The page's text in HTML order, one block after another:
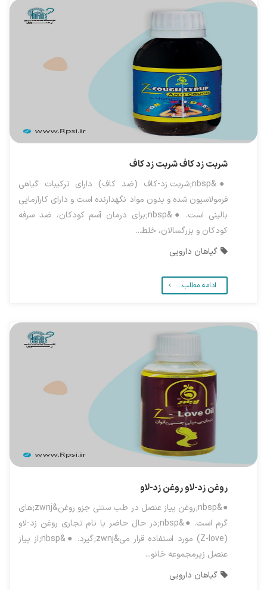
شربت زد کافشربت زد کاف
●&nbsp;شربت زد-کاف (ضد کاف) دارای ترکیبات گیاهی
فرمولاسیون شده و بدون مواد نگهدارنده است و دارای کارآزمایی
بالینی است. ●&nbsp;برای درمان آسم کودکان، ضد سرفه
کودکان و بزرگسالان، خلط...
گیاهان دارویی
ادامه مطلب...
روغن زد-لاوروغن زد-لاو
●&nbsp;روغن پیاز عنصل در طب سنتی جزو روغن&zwnj;های
گرم است. ●&nbsp;در حال حاضر با نام تجاری روغن زد-لاو
(Z-love) مورد استفاده قرار می&zwnj;گیرد. ●&nbsp;از پیاز
عنصل زیرمجموعه خانو...
گیاهان دارویی